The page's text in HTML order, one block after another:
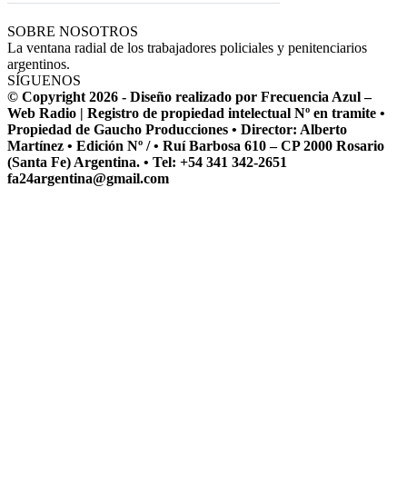
SOBRE NOSOTROS
La ventana radial de los trabajadores policiales y penitenciarios
argentinos.
SÍGUENOS
© Copyright 2026 - Diseño realizado por Frecuencia Azul –
Web Radio | Registro de propiedad intelectual Nº en tramite •
Propiedad de Gaucho Producciones • Director: Alberto
Martínez • Edición Nº / • Ruí Barbosa 610 – CP 2000 Rosario
(Santa Fe) Argentina. • Tel: +54 341 342-2651
fa24argentina@gmail.com